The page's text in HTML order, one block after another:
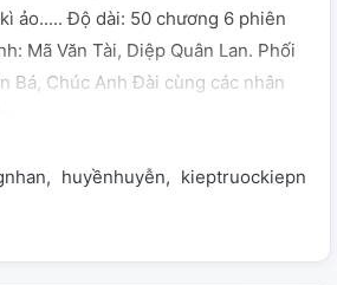
ảo..... Độ dài: 50 chương 6 phiên
Mã Văn Tài, Diệp Quân Lan. Phối
Bá, Chúc Anh Đài cùng các nhân
huyềnhuyễn kieptruockiepnay